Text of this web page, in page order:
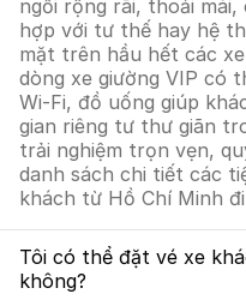
ngồi rộng rãi, thoải
hợp với tư thế hay hệ
mặt trên hầu hết các
dòng xe giường VIP có
Wi-Fi, đồ uống giúp
gian riêng tư thư giãn
trải nghiệm trọn vẹn,
danh sách chi tiết các
khách từ Hồ Chí Minh
Tôi có thể đặt vé xe
không?